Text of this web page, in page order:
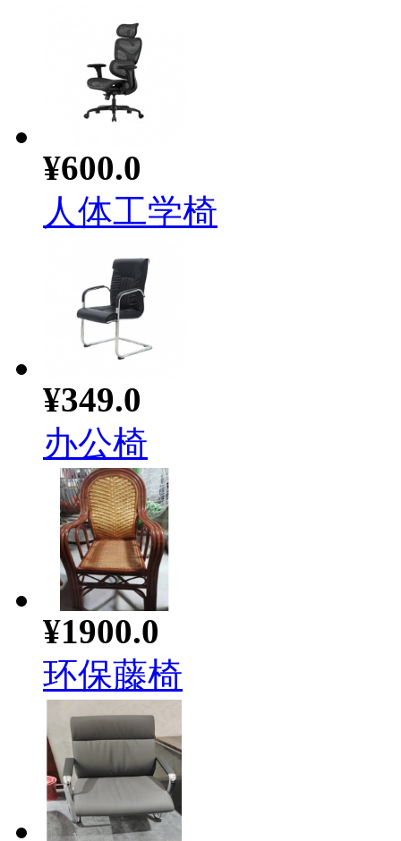
¥600.0
人体工学椅
¥349.0
办公椅
¥1900.0
环保藤椅